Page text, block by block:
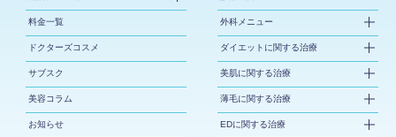
料金一覧
ドクターズコスメ
サブスク
美容コラム
お知らせ
外科メニュー
ダイエットに関する治療
美肌に関する治療
薄毛に関する治療
EDに関する治療